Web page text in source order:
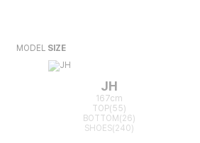
MODEL SIZE
JH
167cm
TOP(55)
BOTTOM(26)
SHOES(240)